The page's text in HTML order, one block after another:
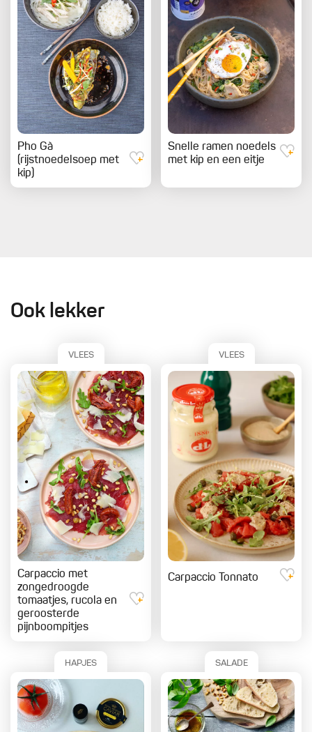
Pho Gà
(rijstnoedelsoep met
kip)
Snelle ramen noedels
met kip en een eitje
Ook lekker
VLEES
Carpaccio met
zongedroogde
tomaatjes, rucola en
geroosterde
pijnboompitjes
VLEES
Carpaccio Tonnato
HAPJES SALADE